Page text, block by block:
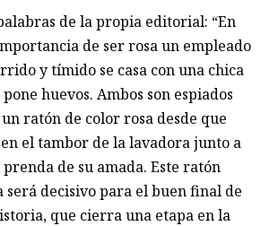
de la propia editorial: “En
de ser rosa un empleado
y tímido se casa con una chica
huevos. Ambos son espiados
ratón de color rosa desde que
en el tambor de la lavadora junto a
de su amada. Este ratón
será decisivo para el buen final de
que cierra una etapa en la